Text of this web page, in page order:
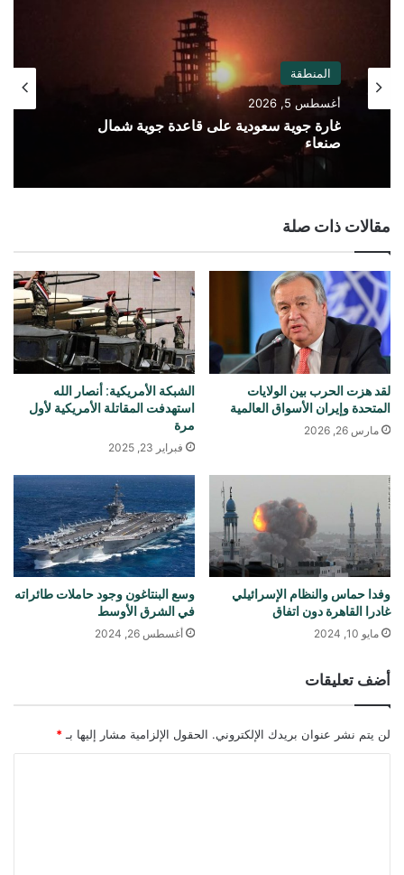
المنطقة
أغسطس 5, 2026
غارة جوية سعودية على قاعدة جوية شمال
صنعاء
مقالات ذات صلة
لقد هزت الحرب بين الولايات
المتحدة وإيران الأسواق العالمية
مارس 26, 2026
الشبكة الأمريكية: أنصار الله
استهدفت المقاتلة الأمريكية لأول
مرة
فبراير 23, 2025
وفدا حماس والنظام الإسرائيلي
غادرا القاهرة دون اتفاق
مايو 10, 2024
وسع البنتاغون وجود حاملات طائراته
في الشرق الأوسط
أغسطس 26, 2024
أضف تعليقات
لن يتم نشر عنوان بريدك الإلكتروني. الحقول الإلزامية مشار إليها بـ *